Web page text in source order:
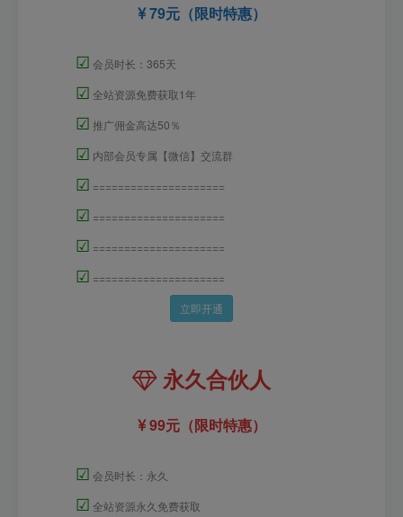
79元（限时特惠）
☑ 会员时长：365天
☑ 全站资源免费获取1年
☑ 推广佣金高达50％
☑ 内部会员专属【微信】交流群
☑ =====================
☑ =====================
☑ =====================
☑ =====================
立即开通
永久合伙人
99元（限时特惠）
☑ 会员时长：永久
☑ 全站资源永久免费获取